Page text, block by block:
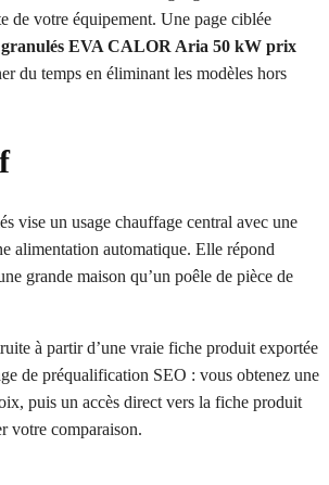
de votre équipement. Une page ciblée
EVA CALOR Aria 50 kW prix
du temps en éliminant les modèles hors
vise un usage chauffage central avec une
alimentation automatique. Elle répond
grande maison qu’un poêle de pièce de
à partir d’une vraie fiche produit exportée
de préqualification SEO : vous obtenez une
puis un accès direct vers la fiche produit
votre comparaison.